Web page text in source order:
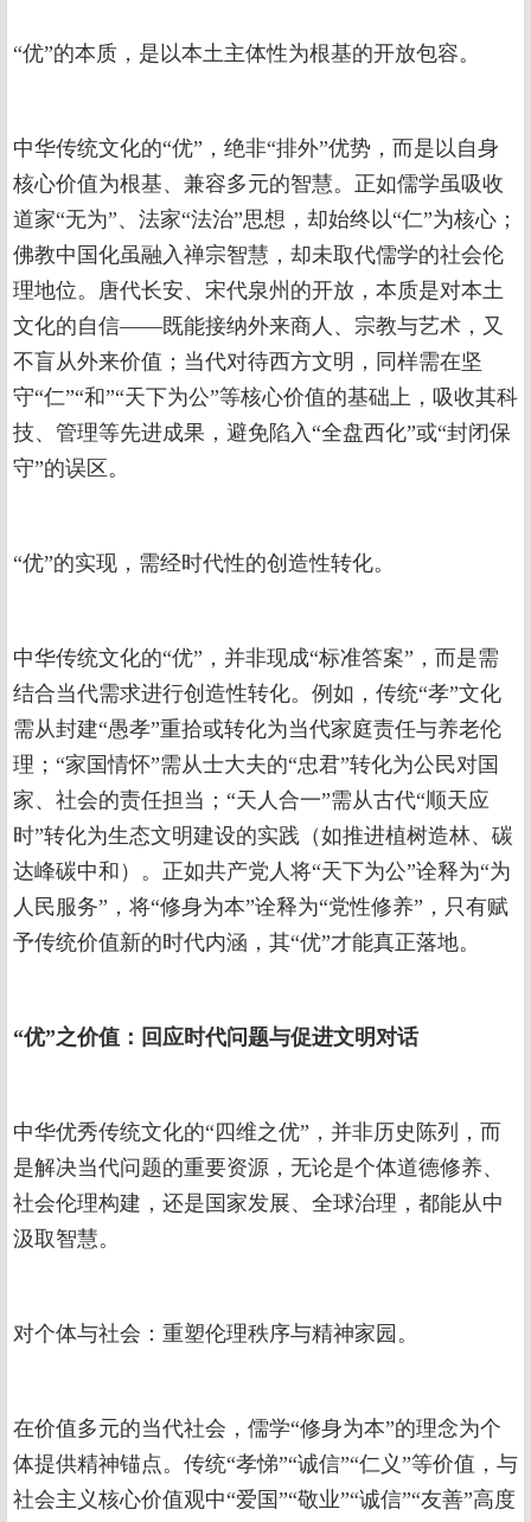
“优”的本质，是以本土主体性为根基的开放包容。
中华传统文化的“优”，绝非“排外”优势，而是以自身
核心价值为根基、兼容多元的智慧。正如儒学虽吸收
道家“无为”、法家“法治”思想，却始终以“仁”为核心；
佛教中国化虽融入禅宗智慧，却未取代儒学的社会伦
理地位。唐代长安、宋代泉州的开放，本质是对本土
文化的自信——既能接纳外来商人、宗教与艺术，又
不盲从外来价值；当代对待西方文明，同样需在坚
守“仁”“和”“天下为公”等核心价值的基础上，吸收其科
技、管理等先进成果，避免陷入“全盘西化”或“封闭保
守”的误区。
“优”的实现，需经时代性的创造性转化。
中华传统文化的“优”，并非现成“标准答案”，而是需
结合当代需求进行创造性转化。例如，传统“孝”文化
需从封建“愚孝”重拾或转化为当代家庭责任与养老伦
理；“家国情怀”需从士大夫的“忠君”转化为公民对国
家、社会的责任担当；“天人合一”需从古代“顺天应
时”转化为生态文明建设的实践（如推进植树造林、碳
达峰碳中和）。正如共产党人将“天下为公”诠释为“为
人民服务”，将“修身为本”诠释为“党性修养”，只有赋
予传统价值新的时代内涵，其“优”才能真正落地。
“优”之价值：回应时代问题与促进文明对话
中华优秀传统文化的“四维之优”，并非历史陈列，而
是解决当代问题的重要资源，无论是个体道德修养、
社会伦理构建，还是国家发展、全球治理，都能从中
汲取智慧。
对个体与社会：重塑伦理秩序与精神家园。
在价值多元的当代社会，儒学“修身为本”的理念为个
体提供精神锚点。传统“孝悌”“诚信”“仁义”等价值，与
社会主义核心价值观中“爱国”“敬业”“诚信”“友善”高度